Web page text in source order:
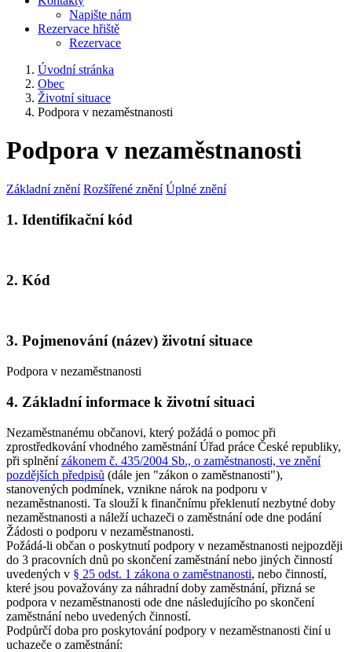
Napište nám
Rezervace hřiště
Rezervace
Úvodní stránka
Obec
Životní situace
Podpora v nezaměstnanosti
Podpora v nezaměstnanosti
Základní znění Rozšířené znění Úplné znění
1. Identifikační kód
2. Kód
3. Pojmenování (název) životní situace
Podpora v nezaměstnanosti
4. Základní informace k životní situaci
Nezaměstnanému občanovi, který požádá o pomoc při
zprostředkování vhodného zaměstnání Úřad práce České republiky,
při splněnízákonem č. 435/2004 Sb., o zaměstnanosti, ve znění
pozdějších předpisů (dále jen "zákon o zaměstnanosti"),
stanovených podmínek, vznikne nárok na podporu v
nezaměstnanosti. Ta slouží k finančnímu překlenutí nezbytné doby
nezaměstnanosti a náleží uchazeči o zaměstnání ode dne podání
Žádosti o podporu v nezaměstnanosti.
Požádá-li občan o poskytnutí podpory v nezaměstnanosti nejpozději
do 3 pracovních dnů po skončení zaměstnání nebo jiných činností
uvedených v § 25 odst. 1 zákona o zaměstnanosti, nebo činností,
které jsou považovány za náhradní doby zaměstnání, přizná se
podpora v nezaměstnanosti ode dne následujícího po skončení
zaměstnání nebo uvedených činností.
Podpůrčí doba pro poskytování podpory v nezaměstnanosti činí u
uchazeče o zaměstnání: